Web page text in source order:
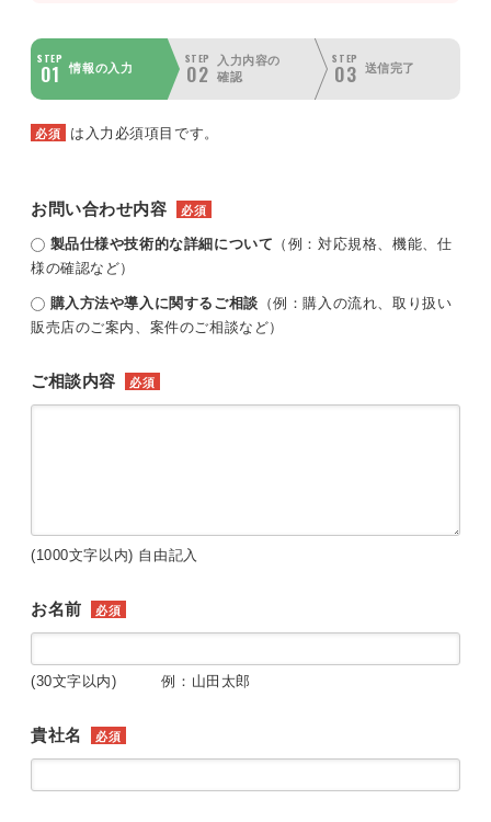
STEP
01 情報の入力
STEP
02
入力内容の
確認
STEP
03 送信完了
必須 は入力必須項目です。
お問い合わせ内容 必須
製品仕様や技術的な詳細について （例：対応規格、機能、仕
様の確認など）
購入方法や導入に関するご相談 （例：購入の流れ、取り扱い
販売店のご案内、案件のご相談など）
ご相談内容 必須
(1000文字以内) 自由記入
お名前 必須
(30文字以内) 例：山田太郎
貴社名 必須